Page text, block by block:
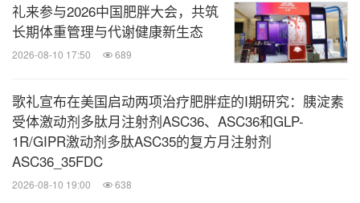
作为一家致力于可持续发展的企业，诺和诺德设立了
实现"环境零影响"的目标，承诺到2045年实现全价值
再生能源供电。2023年初以来，其受控废弃物循环利
用率从28%大幅提升至70%以上。同时，天津生产厂
还建立了"循环零污染"评估模型，积极探索运用数字
化和智能化技术开展节能减排，为医药行业绿色高质
礼来参与2026中国肥胖大会，共筑
长期体重管理与代谢健康新生态
2026-08-10 17:50 689
歌礼宣布在美国启动两项治疗肥胖症的I期研究：胰淀素
受体激动剂多肽月注射剂ASC36、ASC36和GLP-
1R/GIPR激动剂多肽ASC35的复方月注射剂
ASC36_35FDC
2026-08-10 19:00 638